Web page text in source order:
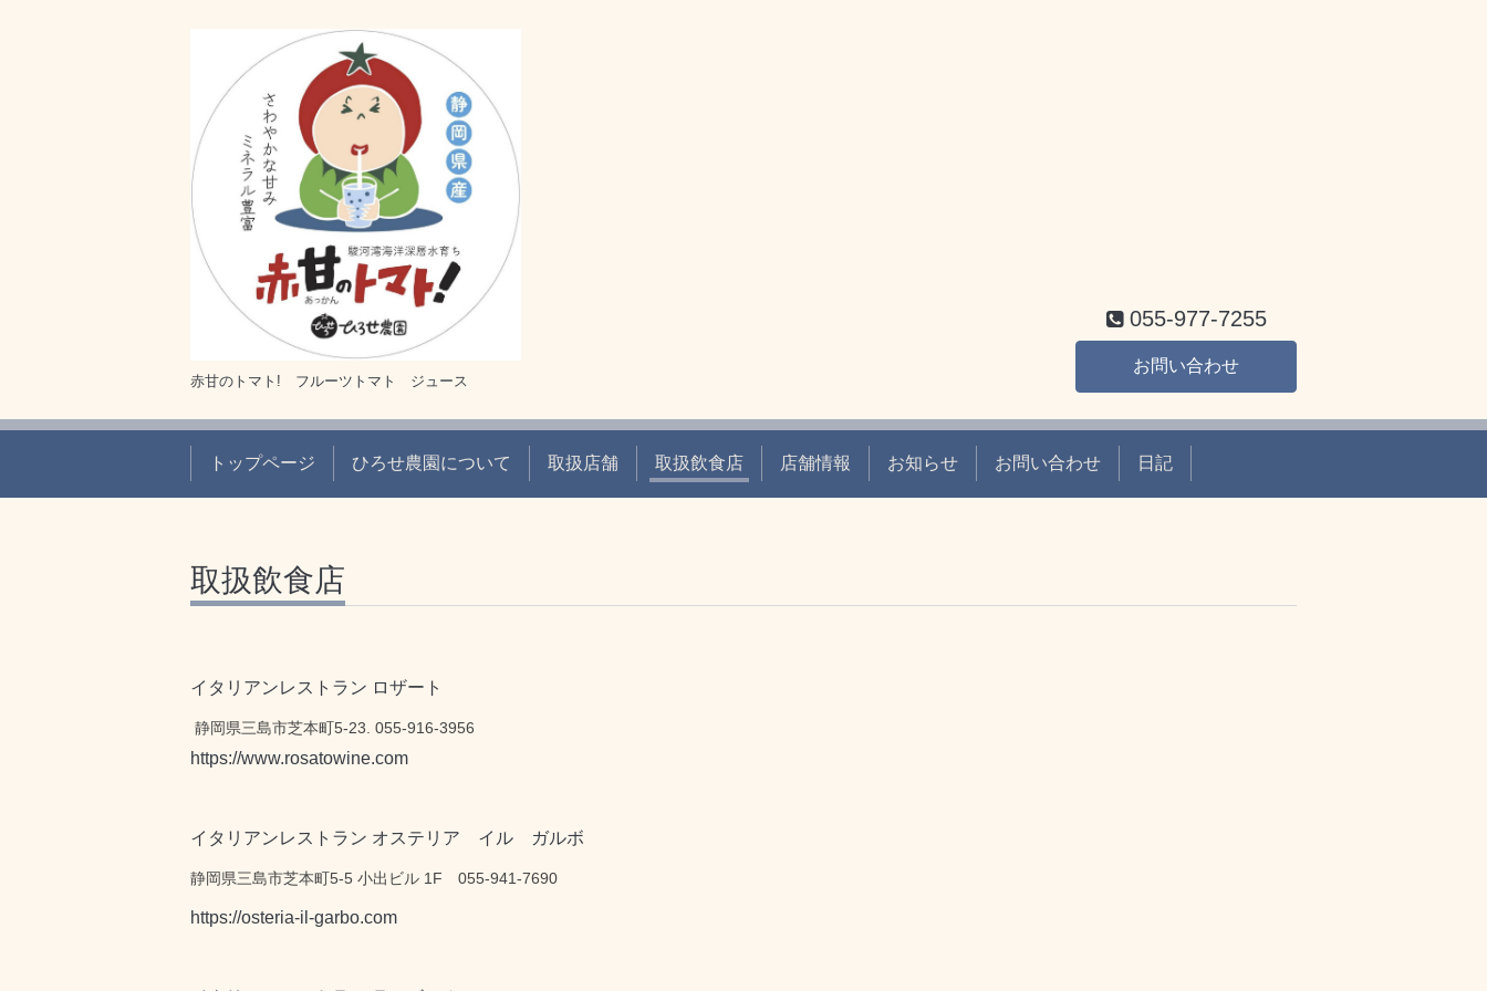
赤甘のトマト! フルーツトマト ジュース
055-977-7255
お問い合わせ
トップページ ひろせ農園について 取扱店舗 取扱飲食店 店舗情報 お知らせ お問い合わせ 日記
取扱飲食店
イタリアンレストラン ロザート
静岡県三島市芝本町5-23. 055-916-3956
https://www.rosatowine.com
イタリアンレストラン オステリア イル ガルボ
静岡県三島市芝本町5-5 小出ビル 1F 055-941-7690
https://osteria-il-garbo.com